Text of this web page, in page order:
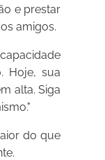
e prestar
amigos.
Hoje, sua
alta. Siga
do que